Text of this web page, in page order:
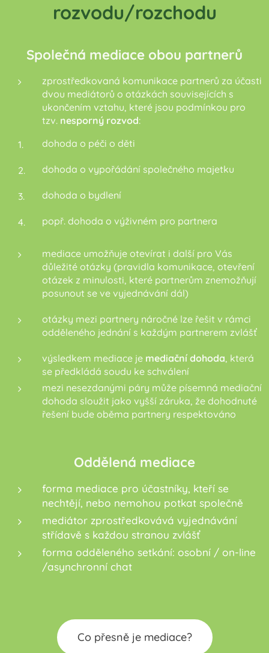
rozvodu/rozchodu
Společná mediace obou partnerů
zprostředkovaná komunikace partnerů za účasti
dvou mediátorů o otázkách souvisejících s
ukončením vztahu, které jsou podmínkou pro
tzv. nesporný rozvod:
dohoda o péči o děti
dohoda o vypořádání společného majetku
dohoda o bydlení
popř. dohoda o výživném pro partnera
mediace umožňuje otevírat i další pro Vás
důležité otázky (pravidla komunikace, otevření
otázek z minulosti, které partnerům znemožňují
posunout se ve vyjednávání dál)
otázky mezi partnery náročné lze řešit v rámci
odděleného jednání s každým partnerem zvlášť
výsledkem mediace je mediační dohoda, která
se předkládá soudu ke schválení
mezi nesezdanými páry může písemná mediační
dohoda sloužit jako vyšší záruka, že dohodnuté
řešení bude oběma partnery respektováno
Oddělená mediace
forma mediace pro účastníky, kteří se
nechtějí, nebo nemohou potkat společně
mediátor zprostředkovává vyjednávání
střídavě s každou stranou zvlášť
forma odděleného setkání: osobní / on-line
/asynchronní chat
Co přesně je mediace?